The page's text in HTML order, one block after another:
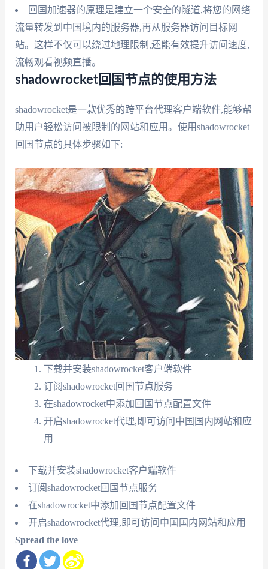
回国加速器的原理是建立一个安全的隧道,将您的网络
流量转发到中国境内的服务器,再从服务器访问目标网
站。这样不仅可以绕过地理限制,还能有效提升访问速度,
流畅观看视频直播。
shadowrocket回国节点的使用方法
shadowrocket是一款优秀的跨平台代理客户端软件,能够帮
助用户轻松访问被限制的网站和应用。使用shadowrocket
回国节点的具体步骤如下:
下载并安装shadowrocket客户端软件
订阅shadowrocket回国节点服务
在shadowrocket中添加回国节点配置文件
开启shadowrocket代理,即可访问中国国内网站和应
用
下载并安装shadowrocket客户端软件
订阅shadowrocket回国节点服务
在shadowrocket中添加回国节点配置文件
开启shadowrocket代理,即可访问中国国内网站和应用
Spread the love